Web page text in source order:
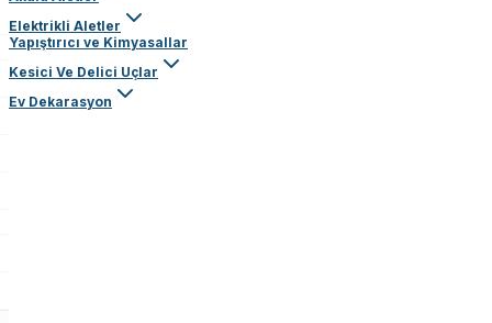
Elektrikli Aletler
Yapıştırıcı ve Kimyasallar
Kesici Ve Delici Uçlar
Ev Dekarasyon